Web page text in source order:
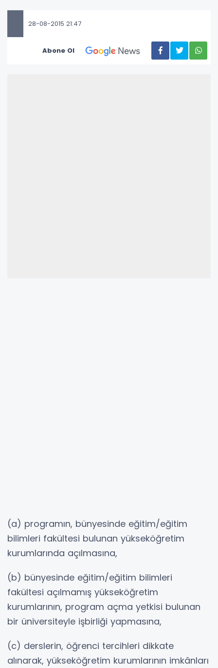
28-08-2015 21:47
Abone Ol
(a) programın, bünyesinde eğitim/eğitim
bilimleri fakültesi bulunan yükseköğretim
kurumlarında açılmasına,
(b) bünyesinde eğitim/eğitim bilimleri
fakültesi açılmamış yükseköğretim
kurumlarının, program açma yetkisi bulunan
bir üniversiteyle işbirliği yapmasına,
(c) derslerin, öğrenci tercihleri dikkate
alınarak, yükseköğretim kurumlarının imkânları